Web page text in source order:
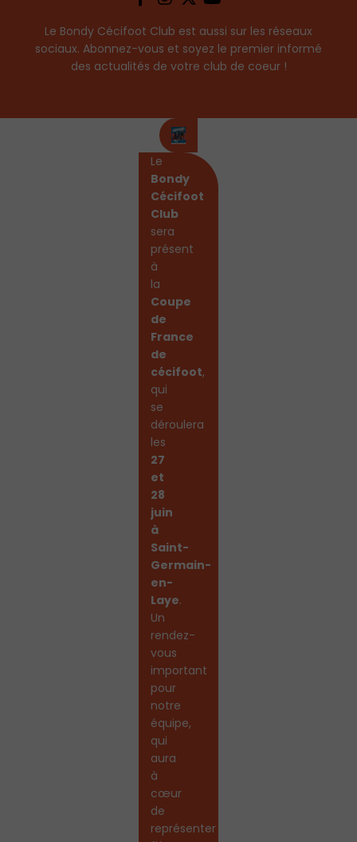
Le Bondy Cécifoot Club est aussi sur les réseaux
sociaux. Abonnez-vous et soyez le premier informé
des actualités de votre club de coeur !
Le
Bondy
Cécifoot
Club
sera
présent
à
la
Coupe
de
France
de
cécifoot,
qui
se
déroulera
les
27
et
28
juin
à
Saint-
Germain-
en-
Laye.
Un
rendez-
vous
important
pour
notre
équipe,
qui
aura
à
cœur
de
représenter